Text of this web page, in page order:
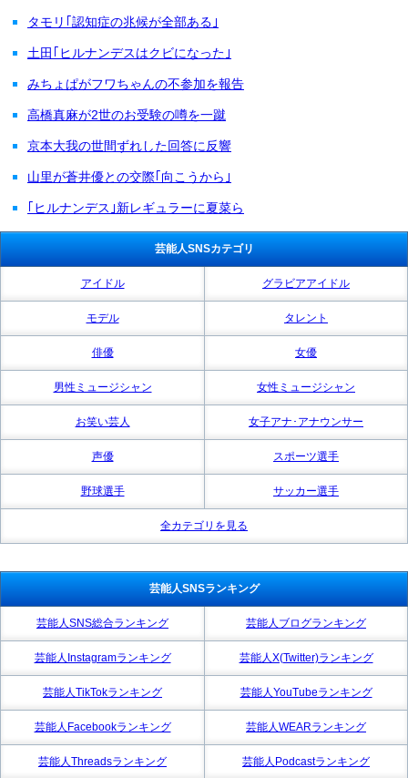
タモリ｢認知症の兆候が全部ある｣
土田｢ヒルナンデスはクビになった｣
みちょぱがフワちゃんの不参加を報告
高橋真麻が2世のお受験の噂を一蹴
京本大我の世間ずれした回答に反響
山里が蒼井優との交際｢向こうから｣
｢ヒルナンデス｣新レギュラーに夏菜ら
芸能人SNSカテゴリ
アイドル グラビアアイドル
モデル タレント
俳優 女優
男性ミュージシャン 女性ミュージシャン
お笑い芸人 女子アナ･アナウンサー
声優 スポーツ選手
野球選手 サッカー選手
全カテゴリを見る
芸能人SNSランキング
芸能人SNS総合ランキング 芸能人ブログランキング
芸能人Instagramランキング 芸能人X(Twitter)ランキング
芸能人TikTokランキング 芸能人YouTubeランキング
芸能人Facebookランキング 芸能人WEARランキング
芸能人Threadsランキング 芸能人Podcastランキング